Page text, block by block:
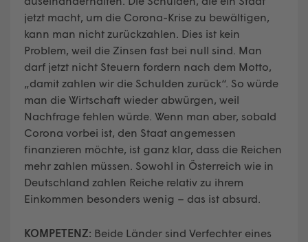
jetzt macht, um die Corona-Krise zu bewältigen,
kann man nicht zurückzahlen. Dies ist kein
Problem, weil die Zinsen fast bei null sind. Man
darf jetzt nicht Steuern fordern nach dem Motto,
„damit zahlen wir die Schulden zurück“. So würde
man die Wirtschaft wieder abwürgen, weil
Nachfrage fehlen würde. Wenn man aber, sobald
Corona vorbei ist, den Staat angemessen
finanzieren möchte, ist ganz klar, dass die Reichen
mehr zahlen müssen. Sowohl in Österreich wie in
Deutschland zahlen Reiche relativ zu ihrem
Einkommen besonders wenig – das ist absurd.
KOMPETENZ: Beide Länder sind Verfechter eines